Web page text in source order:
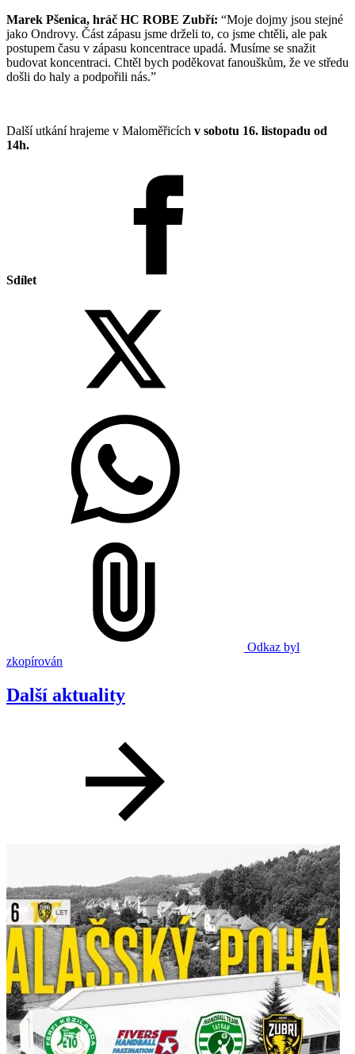
Marek Pšenica, hráč HC ROBE Zubří: “Moje dojmy jsou stejné
jako Ondrovy. Část zápasu jsme drželi to, co jsme chtěli, ale pak
postupem času v zápasu koncentrace upadá. Musíme se snažit
budovat koncentraci. Chtěl bych poděkovat fanouškům, že ve středu
došli do haly a podpořili nás.”
Další utkání hrajeme v Maloměřicích v sobotu 16. listopadu od
14h.
Sdílet
Odkaz byl
zkopírován
Další aktuality